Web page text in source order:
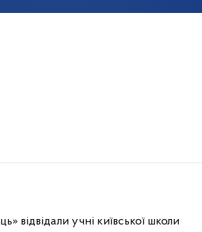
відвідали учні київської школи